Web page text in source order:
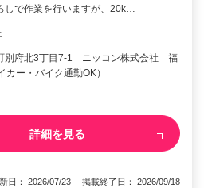
しで作業を行いますが、20k…
別府北3丁目7-1 ニッコン株式会社 福
カー・バイク通勤OK）
詳細を見る
日： 2026/07/23 掲載終了日： 2026/09/18